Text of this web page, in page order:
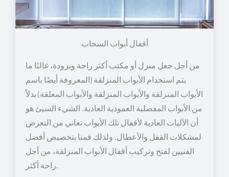
أقفال أبواب السحاب
من أجل جعل منزل أو مكتب أكثر راحة وبرودة، غالبًا ما
يتم استخدام الأبواب المنزلقة (المعروفة أيضًا باسم
الأبواب المنزلقة والأبواب المنزلقة والأبواب المعلقة) بدلاً
من الأبواب المفصلية العمودية العادية. الشيء السيئ هو
أن الآليات العادية لأقفال تلك الأبواب تعاني من التعرض
لمشكلات القفل والأعطال. ولذلك قمنا بتخصيص أفضل
الفنيين لفتح وتركيب أقفال الأبواب المنزلقة، من أجل
راحة أكثر.